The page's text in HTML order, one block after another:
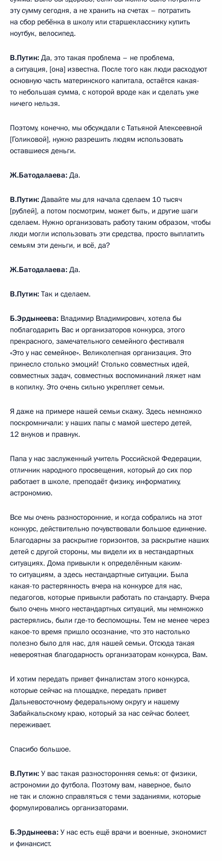
эту сумму сегодня, а не хранить на счетах – потратить
на сбор ребёнка в школу или старшекласснику купить
ноутбук, велосипед.
В.Путин: Да, это такая проблема – не проблема,
а ситуация, [она] известна. После того как люди расходуют
основную часть материнского капитала, остаётся какая-
то небольшая сумма, с которой вроде как и сделать уже
ничего нельзя.
Поэтому, конечно, мы обсуждали с Татьяной Алексеевной
[Голиковой], нужно разрешить людям использовать
оставшиеся деньги.
Ж.Батодалаева: Да.
В.Путин: Давайте мы для начала сделаем 10 тысяч
[рублей], а потом посмотрим, может быть, и другие шаги
сделаем. Нужно организовать работу таким образом, чтобы
люди могли использовать эти средства, просто выплатить
семьям эти деньги, и всё, да?
Ж.Батодалаева: Да.
В.Путин: Так и сделаем.
Б.Эрдынеева: Владимир Владимирович, хотела бы
поблагодарить Вас и организаторов конкурса, этого
прекрасного, замечательного семейного фестиваля
«Это у нас семейное». Великолепная организация. Это
принесло столько эмоций! Столько совместных идей,
совместных задач, совместных воспоминаний ляжет нам
в копилку. Это очень сильно укрепляет семьи.
Я даже на примере нашей семьи скажу. Здесь немножко
поскромничали: у наших папы с мамой шестеро детей,
12 внуков и правнук.
Папа у нас заслуженный учитель Российской Федерации,
отличник народного просвещения, который до сих пор
работает в школе, преподаёт физику, информатику,
астрономию.
Все мы очень разносторонние, и когда собрались на этот
конкурс, действительно почувствовали большое единение.
Благодарны за раскрытие горизонтов, за раскрытие наших
детей с другой стороны, мы видели их в нестандартных
ситуациях. Дома привыкли к определённым каким-
то ситуациям, а здесь нестандартные ситуации. Была
какая-то растерянность вчера на конкурсе для нас,
педагогов, которые привыкли работать по стандарту. Вчера
было очень много нестандартных ситуаций, мы немножко
растерялись, были где-то беспомощны. Тем не менее через
какое-то время пришло осознание, что это настолько
полезно было для нас, для нашей семьи. Отсюда такая
невероятная благодарность организаторам конкурса, Вам.
И хотим передать привет финалистам этого конкурса,
которые сейчас на площадке, передать привет
Дальневосточному федеральному округу и нашему
Забайкальскому краю, который за нас сейчас болеет,
переживает.
Спасибо большое.
В.Путин: У вас такая разносторонняя семья: от физики,
астрономии до футбола. Поэтому вам, наверное, было
не так и сложно справляться с теми заданиями, которые
формулировались организаторами.
Б.Эрдынеева: У нас есть ещё врачи и военные, экономист
и финансист.